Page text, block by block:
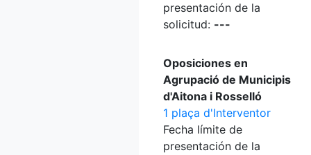
presentación de la
solicitud: ---
Oposiciones en
Agrupació de Municipis
d'Aitona i Rosselló
1 plaça d'Interventor
Fecha límite de
presentación de la